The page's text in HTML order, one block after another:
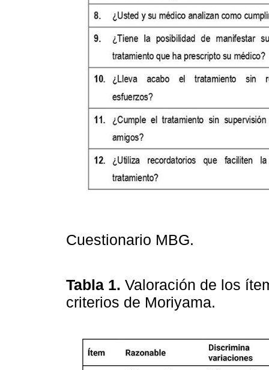
Cuestionario MBG.
Tabla 1. Valoración de los
criterios de Moriyama.